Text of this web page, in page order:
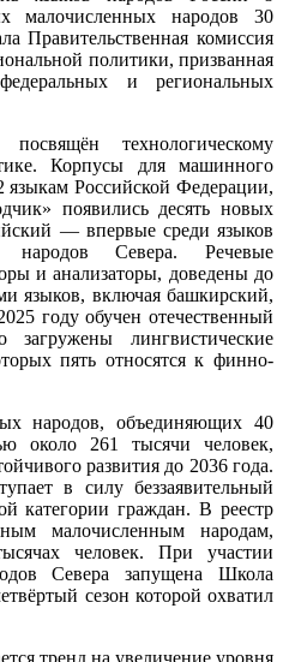
малочисленных народов 30
Правительственная комиссия
политики, призванная
и региональных
технологическому
Корпусы для машинного
языкам Российской Федерации,
появились десять новых
— впервые среди языков
народов Севера. Речевые
и анализаторы, доведены до
языков, включая башкирский,
году обучен отечественный
лингвистические
пять относятся к финно-
народов, объединяющих 40
около 261 тысячи человек,
развития до 2036 года.
в силу беззаявительный
категории граждан. В реестр
малочисленным народам,
человек. При участии
Севера запущена Школа
сезон которой охватил
тренд на увеличение уровня